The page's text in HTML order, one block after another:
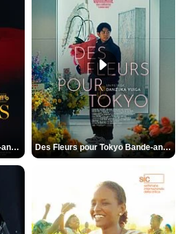
Les Silences de Riyad Bande-annonce VO STFR Des Fleurs pour Tokyo Bande-annonce VO STFR